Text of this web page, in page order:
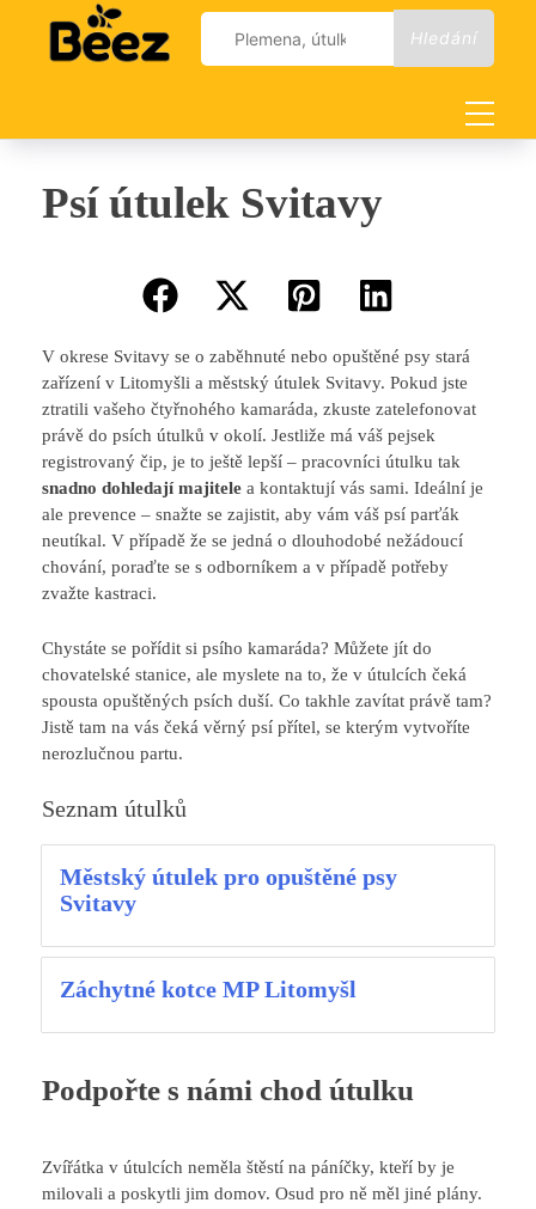
content
Vyhledávání
Psí útulek Svitavy
V okrese Svitavy se o zaběhnuté nebo opuštěné psy stará
zařízení v Litomyšli a městský útulek Svitavy. Pokud jste
ztratili vašeho čtyřnohého kamaráda, zkuste zatelefonovat
právě do psích útulků v okolí. Jestliže má váš pejsek
registrovaný čip, je to ještě lepší – pracovníci útulku tak
snadno dohledají majitele a kontaktují vás sami. Ideální je
ale prevence – snažte se zajistit, aby vám váš psí parťák
neutíkal. V případě že se jedná o dlouhodobé nežádoucí
chování, poraďte se s odborníkem a v případě potřeby
zvažte kastraci.
Chystáte se pořídit si psího kamaráda? Můžete jít do
chovatelské stanice, ale myslete na to, že v útulcích čeká
spousta opuštěných psích duší. Co takhle zavítat právě tam?
Jistě tam na vás čeká věrný psí přítel, se kterým vytvoříte
nerozlučnou partu.
Seznam útulků
Městský útulek pro opuštěné psy
Svitavy
Záchytné kotce MP Litomyšl
Podpořte s námi chod útulku
Zvířátka v útulcích neměla štěstí na páníčky, kteří by je
milovali a poskytli jim domov. Osud pro ně měl jiné plány.